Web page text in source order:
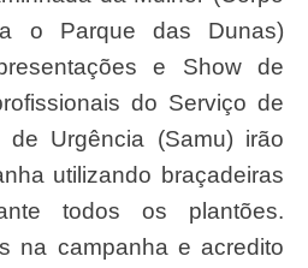
o Parque das Dunas)
e Show de
do Serviço de
de Urgência (Samu) irão
utilizando braçadeiras
todos os plantões.
na campanha e acredito